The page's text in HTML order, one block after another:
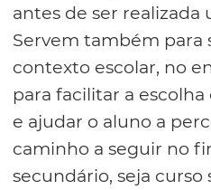
antes de ser realizada
Servem também para
contexto escolar, no
para facilitar a
e ajudar o aluno a
caminho a seguir no
secundário, seja